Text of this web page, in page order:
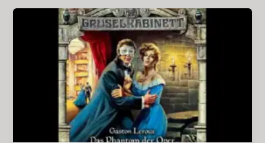
Fesselnde
Geschichte
Kapitel)